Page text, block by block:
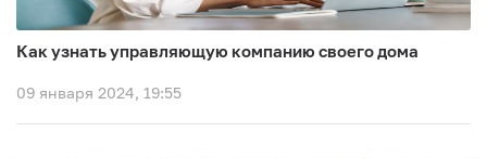
Как узнать управляющую компанию своего дома
09 января 2024, 19:55